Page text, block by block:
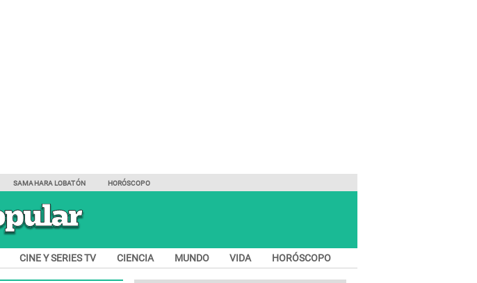
SAMAHARA LOBATÓN HORÓSCOPO
CINE Y SERIES TV CIENCIA MUNDO VIDA HORÓSCOPO